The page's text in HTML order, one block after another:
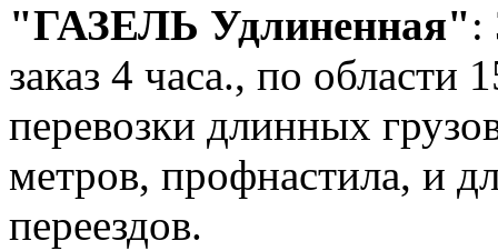
"ГАЗЕЛЬ Удлиненная":
заказ 4 часа., по
перевозки длинных
метров, профнастила, и
переездов.